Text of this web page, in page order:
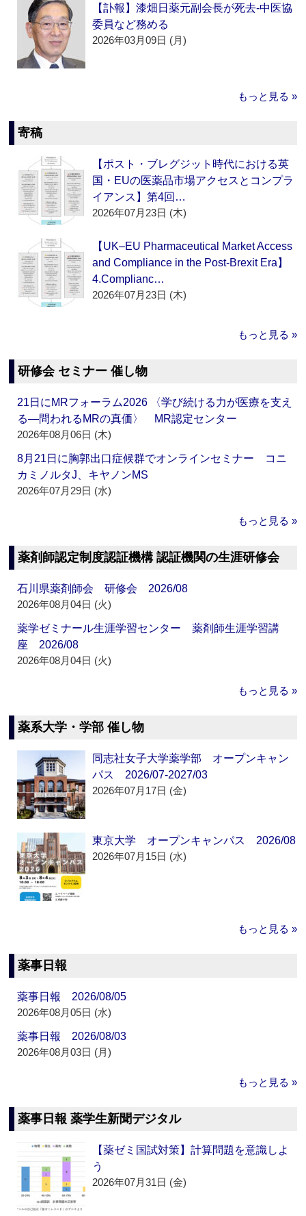
【訃報】漆畑日薬元副会長が死去‐中医協
委員など務める
2026年03月09日 (月)
もっと見る »
寄稿
【ポスト・ブレグジット時代における英
国・EUの医薬品市場アクセスとコンプラ
イアンス】第4回…
2026年07月23日 (木)
【UK–EU Pharmaceutical Market Access
and Compliance in the Post-Brexit Era】
4.Complianc…
2026年07月23日 (木)
もっと見る »
研修会 セミナー 催し物
21日にMRフォーラム2026 〈学び続ける力が医療を支え
る―問われるMRの真価〉 MR認定センター
2026年08月06日 (木)
8月21日に胸郭出口症候群でオンラインセミナー コニ
カミノルタJ、キヤノンMS
2026年07月29日 (水)
もっと見る »
薬剤師認定制度認証機構 認証機関の生涯研修会
石川県薬剤師会 研修会 2026/08
2026年08月04日 (火)
薬学ゼミナール生涯学習センター 薬剤師生涯学習講
座 2026/08
2026年08月04日 (火)
もっと見る »
薬系大学・学部 催し物
同志社女子大学薬学部 オープンキャン
パス 2026/07-2027/03
2026年07月17日 (金)
東京大学 オープンキャンパス 2026/08
2026年07月15日 (水)
もっと見る »
薬事日報
薬事日報 2026/08/05
2026年08月05日 (水)
薬事日報 2026/08/03
2026年08月03日 (月)
もっと見る »
薬事日報 薬学生新聞デジタル
【薬ゼミ国試対策】計算問題を意識しよ
う
2026年07月31日 (金)